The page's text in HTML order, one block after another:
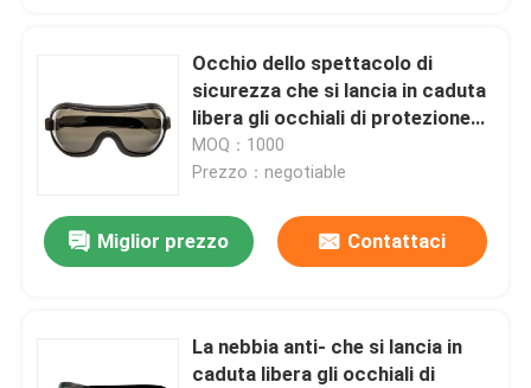
Circa noi
Giro della fabbrica
Occhio dello spettacolo di
sicurezza che si lancia in caduta
libera gli occhiali di protezione
con la cinghia elastica
MOQ：1000
Prezzo：negotiable
Miglior prezzo Contattaci
La nebbia anti- che si lancia in
caduta libera gli occhiali di